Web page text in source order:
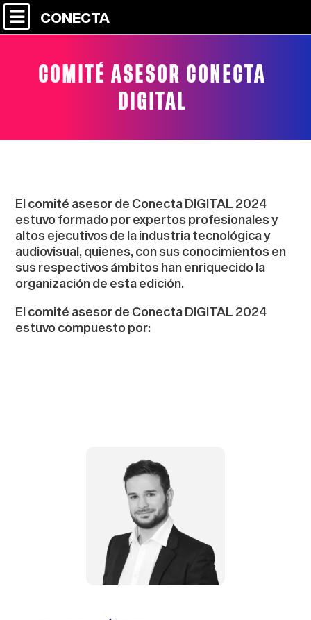
CONECTA
COMITÉ ASESOR CONECTA
DIGITAL
El comité asesor de Conecta DIGITAL 2024
estuvo formado por expertos profesionales y
altos ejecutivos de la industria tecnológica y
audiovisual, quienes, con sus conocimientos en
sus respectivos ámbitos han enriquecido la
organización de esta edición.
El comité asesor de Conecta DIGITAL 2024
estuvo compuesto por: